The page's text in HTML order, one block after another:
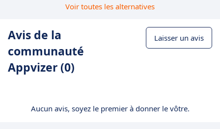
Voir toutes les alternatives
Avis de la
communauté
Appvizer (0)
Laisser un avis
Aucun avis, soyez le premier à donner le vôtre.